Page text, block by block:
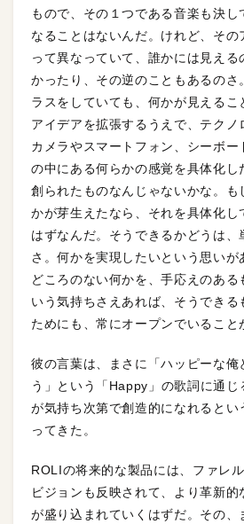
もので、その１つである音楽も決し
なることはないんだ。けれど、その
って異なっていて、誰かには見える
かったり、その逆のこともあるのさ
ラスをしていても、何かが見えるこ
アイデアを拡張するうえで、テクノ
カメラやスマートフォン、シーボー
の中にある何らかの感覚を具体化し
創られたものなんじゃないかな。も
かが芽生えたなら、それを具体化し
はずなんだ。そうできるかどうは、
さ。何かを実現したいという思いが
どころのない何かを、手応えのある
いう気持ちさえあれば、そうできる
ためにも、常にオープンでいること
彼の言葉は、まさに「ハッピーな俺
う」という「Happy」の歌詞に通じ
が気持ち次第で創造的になれるとい
ってきた。
ROLIの将来的な製品には、ファレ
ビジョンも反映されて、より革新的
が盛り込まれていくはずだ。その、